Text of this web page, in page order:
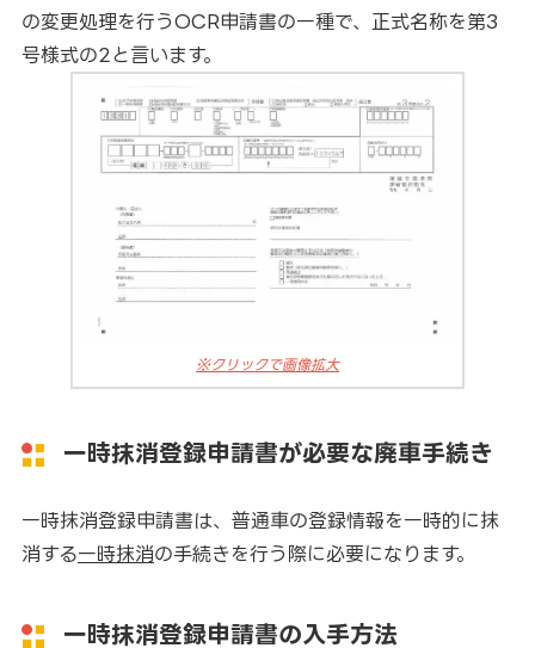
の変更処理を行うOCR申請書の一種で、正式名称を第3
号様式の2と言います。
※クリックで画像拡大
一時抹消登録申請書が必要な廃車手続き
一時抹消登録申請書は、普通車の登録情報を一時的に抹
消する一時抹消の手続きを行う際に必要になります。
一時抹消登録申請書の入手方法